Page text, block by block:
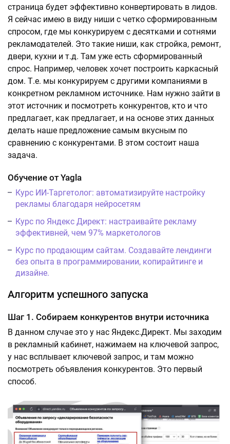
страница будет эффективно конвертировать в лидов.
Я сейчас имею в виду ниши с четко сформированным
спросом, где мы конкурируем с десятками и сотнями
рекламодателей. Это такие ниши, как стройка, ремонт,
двери, кухни и т.д. Там уже есть сформированный
спрос. Например, человек хочет построить каркасный
дом. Т.е. мы конкурируем с другими компаниями в
конкретном рекламном источнике. Нам нужно зайти в
этот источник и посмотреть конкурентов, кто и что
предлагает, как предлагает, и на основе этих данных
делать наше предложение самым вкусным по
сравнению с конкурентами. В этом состоит наша
задача.
Обучение от Yagla
Курс ИИ-Таргетолог: автоматизируйте настройку
рекламы благодаря нейросетям
Курс по Яндекс Директ: настраивайте рекламу
эффективней, чем 97% маркетологов
Курс по продающим сайтам. Создавайте лендинги
без опыта в программировании, копирайтинге и
дизайне.
Алгоритм успешного запуска
Шаг 1. Собираем конкурентов внутри источника
В данном случае это у нас Яндекс.Директ. Мы заходим
в рекламный кабинет, нажимаем на ключевой запрос,
у нас всплывает ключевой запрос, и там можно
посмотреть объявления конкурентов. Это первый
способ.